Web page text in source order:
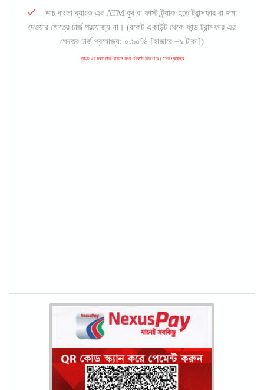
ডাচ বাংলা ব্যাংক এর ATM বুথ বা ফাস্ট-ট্র্যাক হতে ট্রান্সফার বা জমা
দেওয়ার ক্ষেত্রে চার্জ প্রযোজ্য না। (রকেট একাউন্ট থেকে ফান্ড ট্রান্সফার এর
ক্ষেত্রে চার্জ প্রযোজ্য: ০.৯০% [হাজারে =৯ টাকা])
ব্যাংক এর সকল চার্জ যেকোন সময় পরিবর্তন হতে পারে। *শর্ত প্রযোজ্য